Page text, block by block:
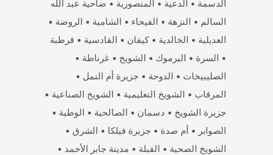
الدسمة • الدعية • المنصورية • ضاحية عبد الله
السالم • النزهة • الفيحاء • الشامية • الروضة •
العديلية • الخالدية • كيفان • القادسية • قرطبة
• السرة • اليرموك • الشويخ • غرناطة •
الصليبيخات • الدوحة • جزيرة أم النمل •
المرقاب • الشويخ التعليمية • الشويخ الصناعية •
جزيرة الشويخ • دسمان • الصالحية • الوطية •
الصوابر • أم صدة • جزيرة فيلكا • الشرق •
الشويخ الصحية • القبلة • مدينة جابر الأحمد •